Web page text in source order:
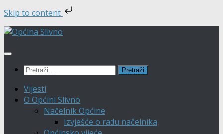
Skip to content
Skip
content
Pretraži:
Vijesti
O Općini Slivno
Načelnik Općine
Izvješće o radu načelnika